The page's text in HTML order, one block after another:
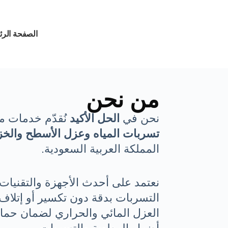
الصفحة
من نحن
نحن في الحل الأكيد نُقدّم
تسربات المياه وعزل الأسطح
المملكة العربية السعودية.
نعتمد على أحدث الأجهزة
التسربات بدقة دون تكسير أو
العزل المائي والحراري لضمان